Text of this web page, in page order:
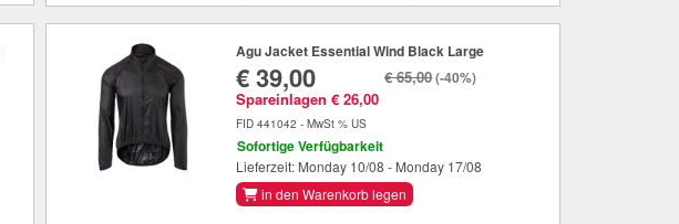
Agu Jacket Essential Wind Black Large
€ 39,00
Spareinlagen € 26,00
€ 65,00(-40%)
FID 441042 - MwSt % US
Sofortige Verfügbarkeit
Lieferzeit: Monday 10/08 - Monday 17/08
in den Warenkorb legen